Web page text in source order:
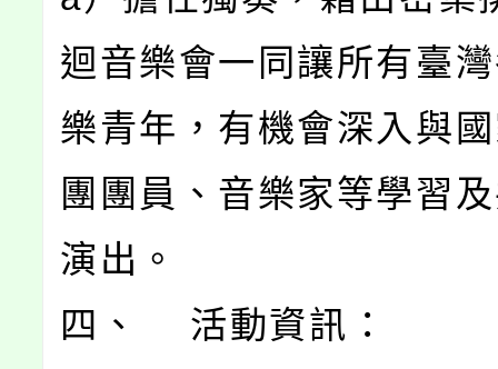
迴音樂會一同讓所有臺
樂青年，有機會深入與
團團員、音樂家等學習
演出。
四、 活動資訊：